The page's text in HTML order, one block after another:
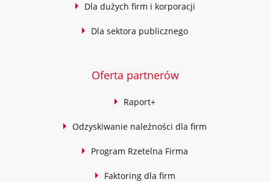
Dla dużych firm i korporacji
Dla sektora publicznego
Oferta partnerów
Raport+
Odzyskiwanie należności dla firm
Program Rzetelna Firma
Faktoring dla firm